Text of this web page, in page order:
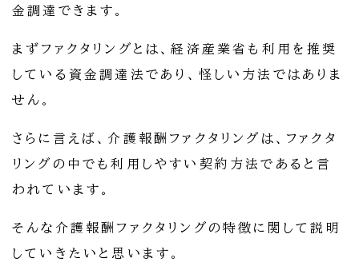
金調達できます。
まずファクタリングとは、経済産業省も利用を推奨
している資金調達法であり、怪しい方法ではありま
せん。
さらに言えば、介護報酬ファクタリングは、ファクタ
リングの中でも利用しやすい契約方法であると言
われています。
そんな介護報酬ファクタリングの特徴に関して説明
していきたいと思います。